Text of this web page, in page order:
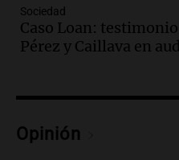
Amamos Argentina
Episodios
Audio.
Carolina
ley de propiedad
Episodios
Sociedad
Caso Loan:
Pérez y Caillava en
Opinión